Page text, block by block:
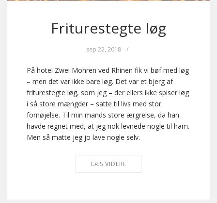
Friturestegte løg
sep 22, 2018 /
På hotel Zwei Mohren ved Rhinen fik vi bøf med løg
– men det var ikke bare løg. Det var et bjerg af
friturestegte løg, som jeg – der ellers ikke spiser løg
i så store mængder – satte til livs med stor
fornøjelse. Til min mands store ærgrelse, da han
havde regnet med, at jeg nok levnede nogle til ham.
Men så matte jeg jo lave nogle selv.
LÆS VIDERE